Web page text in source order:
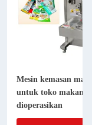
Mesin kemasan
untuk toko
dioperasikan